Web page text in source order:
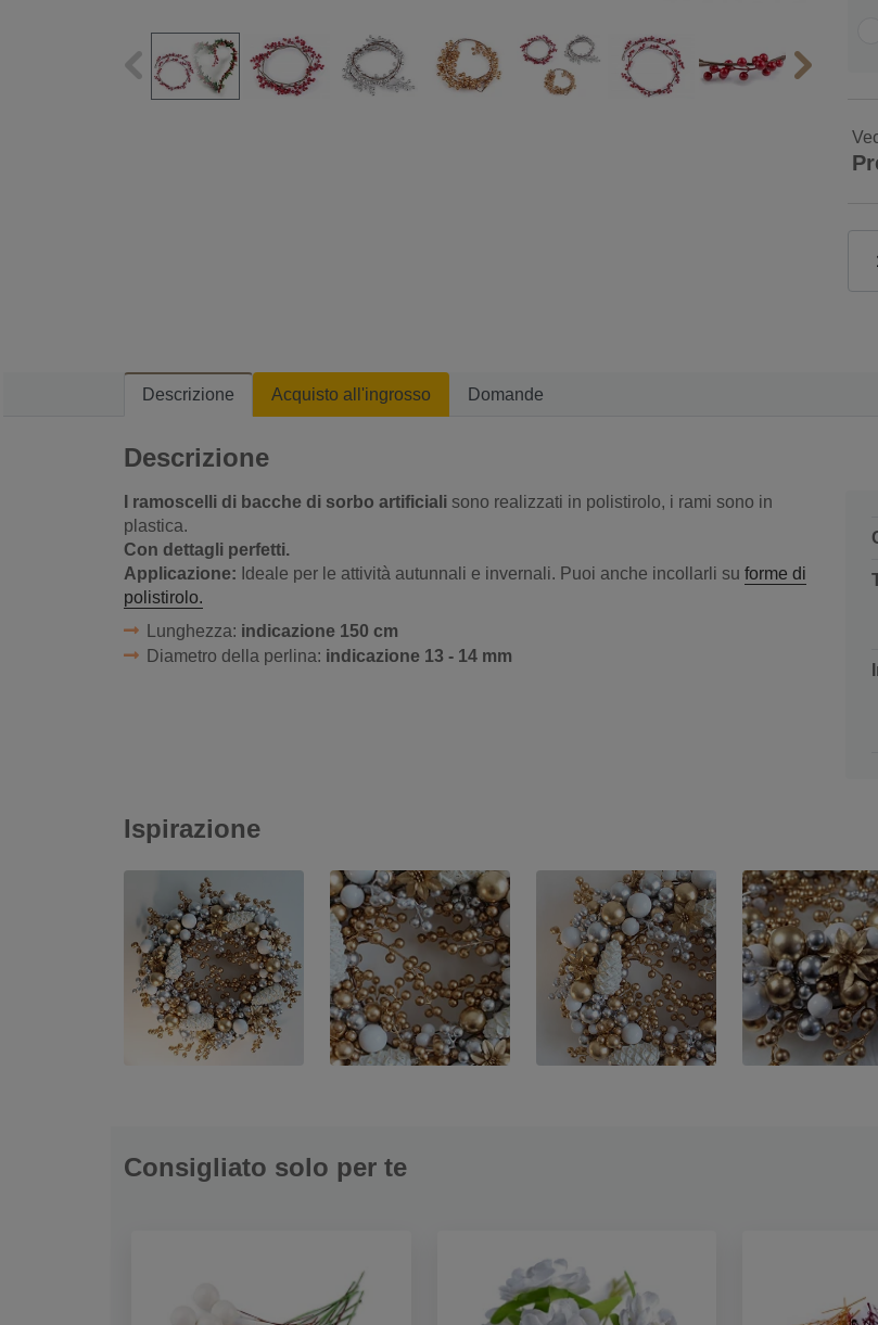
Descrizione Acquisto all'ingrosso Domande
Descrizione
I ramoscelli di bacche di sorbo artificiali sono realizzati in polistirolo, i rami sono in
plastica.
Con dettagli perfetti.
Applicazione: Ideale per le attività autunnali e invernali. Puoi anche incollarli su forme di
polistirolo.
Lunghezza: indicazione 150 cm
Diametro della perlina: indicazione 13 - 14 mm
Ispirazione
Consigliato solo per te